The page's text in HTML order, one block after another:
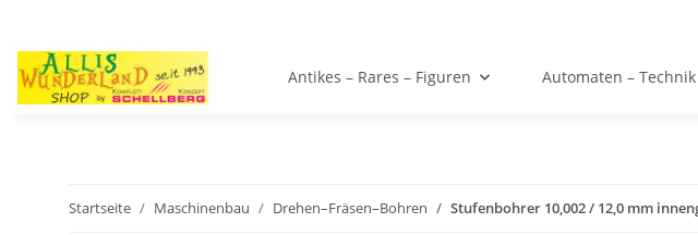
Antikes – Rares – Figuren Automaten – Technik
Startseite Maschinenbau Drehen–Fräsen–Bohren Stufenbohrer 10,002 / 12,0 mm